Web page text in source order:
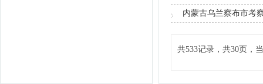
内蒙古乌兰察布市考
共533记录，共30页，